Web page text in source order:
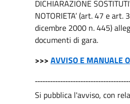
DICHIARAZIONE
NOTORIETA’ (art. 47 e art.
dicembre 2000 n. 445)
documenti di gara.
>>> AVVISO E MANUALE
Si pubblica l'avviso, con